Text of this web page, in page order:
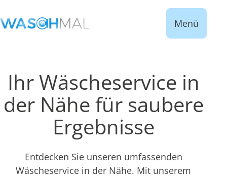
Menü
Ihr Wäscheservice in
der Nähe für saubere
Ergebnisse
Entdecken Sie unseren umfassenden
Wäscheservice in der Nähe. Mit unserem